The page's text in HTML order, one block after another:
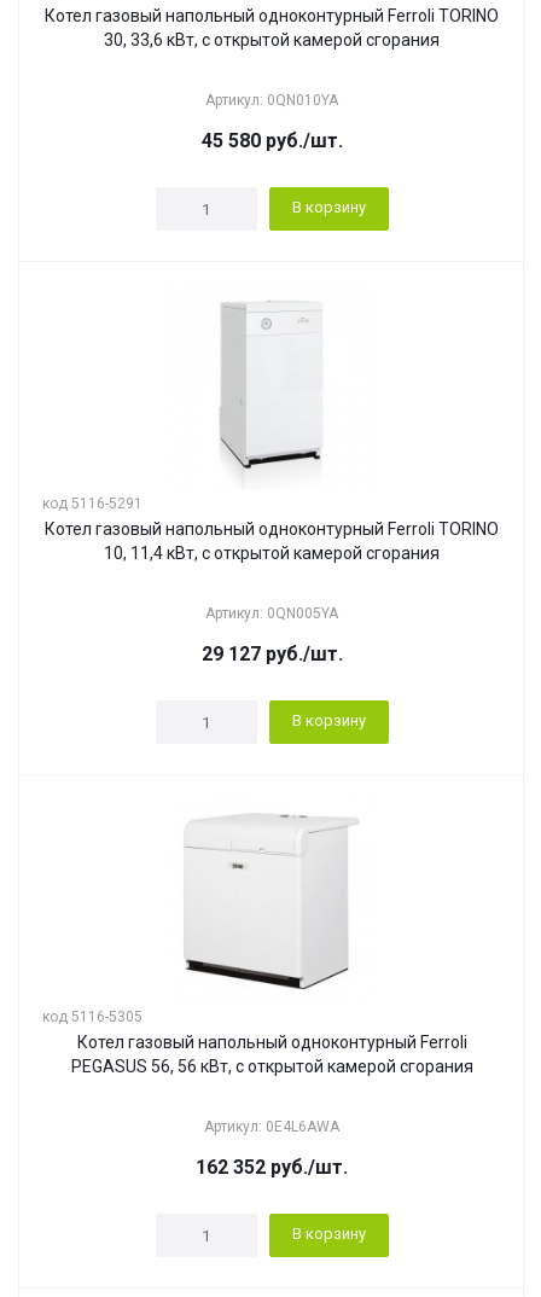
Котел газовый напольный одноконтурный Ferroli TORINO
30, 33,6 кВт, с открытой камерой сгорания
Артикул: 0QN010YA
45 580руб./шт.
В корзину
код 5116-5291
Котел газовый напольный одноконтурный Ferroli TORINO
10, 11,4 кВт, с открытой камерой сгорания
Артикул: 0QN005YA
29 127руб./шт.
В корзину
код 5116-5305
Котел газовый напольный одноконтурный Ferroli
PEGASUS 56, 56 кВт, с открытой камерой сгорания
Артикул: 0E4L6AWA
162 352 руб./шт.
В корзину